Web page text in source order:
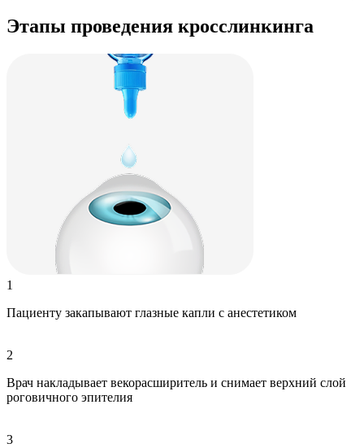
Этапы проведения кросслинкинга
1
Пациенту закапывают глазные капли с анестетиком
2
Врач накладывает векорасширитель и снимает верхний слой
роговичного эпителия
3